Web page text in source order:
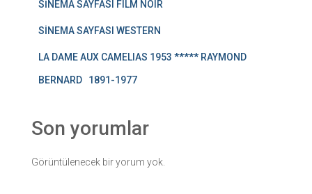
SİNEMA SAYFASI FILM NOIR
SİNEMA SAYFASI WESTERN
LA DAME AUX CAMELIAS 1953 ***** RAYMOND
BERNARD 1891-1977
Son yorumlar
Görüntülenecek bir yorum yok.